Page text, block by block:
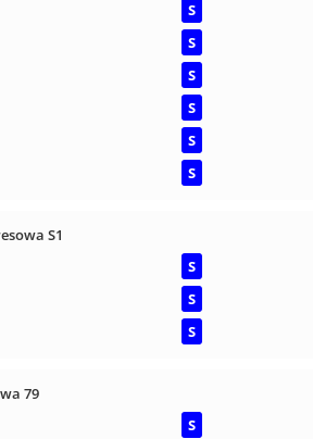
S
S
S
S
S
S
S1
S
S
S
79
S